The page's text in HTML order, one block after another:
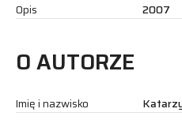
Opis
2007
O AUTORZE
Imię i nazwisko